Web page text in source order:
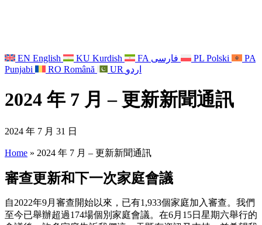
EN English KU Kurdish FA فارسی PL Polski
PA
Punjabi
RO Română UR اردو
2024 年 7 月 – 更新新聞通訊
2024 年 7 月 31 日
Home » 2024 年 7 月 – 更新新聞通訊
審查更新和下一次家庭會議
自2022年9月審查開始以來，已有1,933個家庭加入審查。我們
至今已舉辦超過174場個別家庭會議。在6月15日星期六舉行的